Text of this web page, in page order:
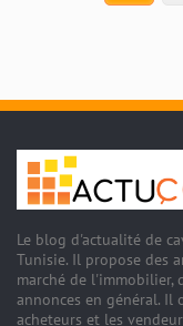
Le blog d'actualité de
Tunisie. Il propose des
marché de l'immobilier,
annonces en général. Il
acheteurs et les